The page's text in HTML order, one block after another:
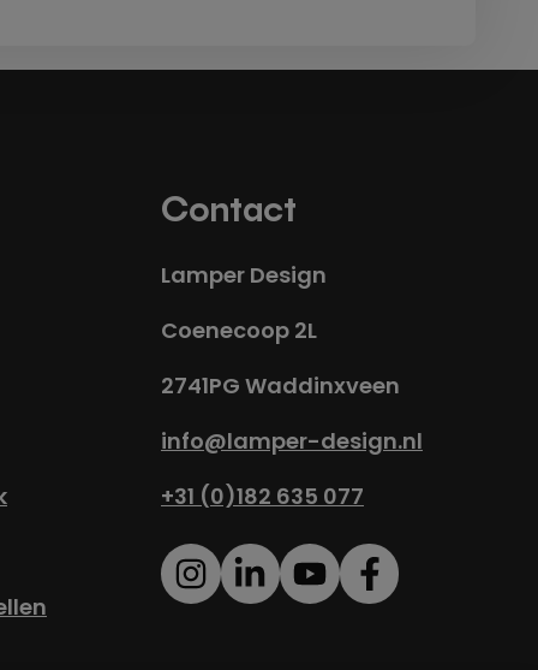
Contact
Lamper Design
Coenecoop 2L
2741PG Waddinxveen
info@lamper-design.nl
+31 (0)182 635 077